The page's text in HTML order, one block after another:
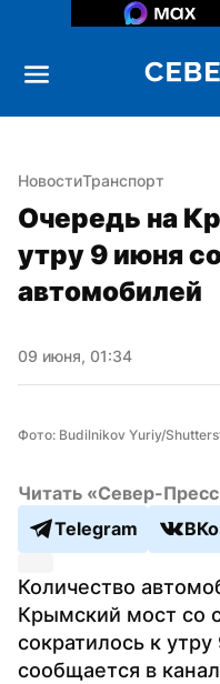
НовостиТранспорт
Очередь на
утру 9 июня
автомобилей
09 июня, 01:34
Фото: Budilnikov Yuriy/
Читать «Север-
Telegram
Количество
Крымский мост со
сократилось к
сообщается в